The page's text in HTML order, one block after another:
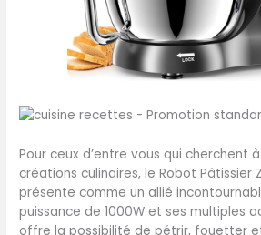
Pour ceux d’entre vous qui cherchent
créations culinaires, le Robot Pâtissier
présente comme un allié
puissance de 1000W et ses multiples
offre la possibilité de pétrir, fouetter